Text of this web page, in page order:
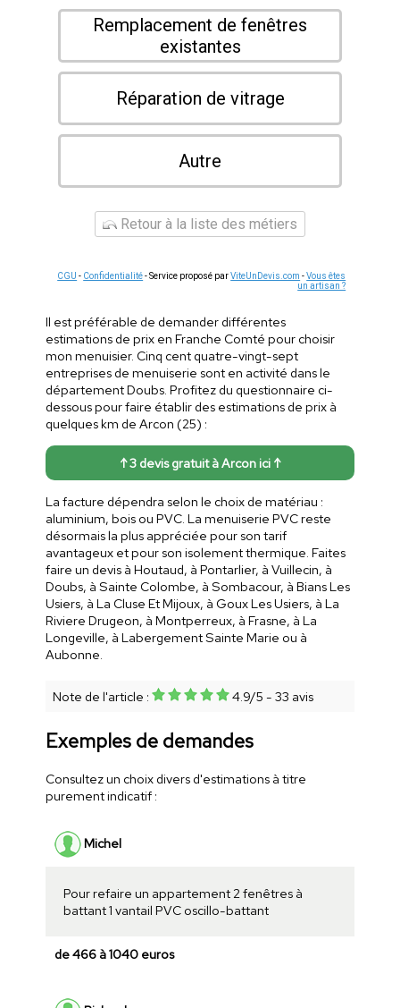
Remplacement de fenêtres
existantes
Réparation de vitrage
Autre
Retour à la liste des métiers
CGU - Confidentialité- Service proposé parViteUnDevis.com -Vous êtes
un artisan ?
Il est préférable de demander différentes
estimations de prix en Franche Comté pour choisir
mon menuisier. Cinq cent quatre-vingt-sept
entreprises de menuiserie sont en activité dans le
département Doubs. Profitez du questionnaire ci-
dessous pour faire établir des estimations de prix à
quelques km de Arcon (25) :
↑ 3 devis gratuit à Arcon ici ↑
La facture dépendra selon le choix de matériau :
aluminium, bois ou PVC. La menuiserie PVC reste
désormais la plus appréciée pour son tarif
avantageux et pour son isolement thermique. Faites
faire un devis à Houtaud, à Pontarlier, à Vuillecin, à
Doubs, à Sainte Colombe, à Sombacour, à Bians Les
Usiers, à La Cluse Et Mijoux, à Goux Les Usiers, à La
Riviere Drugeon, à Montperreux, à Frasne, à La
Longeville, à Labergement Sainte Marie ou à
Aubonne.
Note de l'article : 4.9/5 - 33 avis
Exemples de demandes
Consultez un choix divers d'estimations à titre
purement indicatif :
Michel
Pour refaire un appartement 2 fenêtres à
battant 1 vantail PVC oscillo-battant
de 466 à 1040 euros